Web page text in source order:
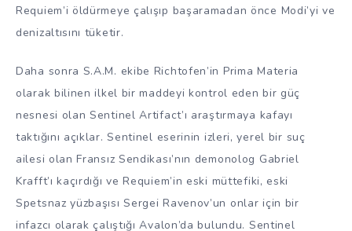
Requiem’i öldürmeye çalışıp başaramadan önce Modi’yi ve
denizaltısını tüketir.
Daha sonra S.A.M. ekibe Richtofen’in Prima Materia
olarak bilinen ilkel bir maddeyi kontrol eden bir güç
nesnesi olan Sentinel Artifact’ı araştırmaya kafayı
taktığını açıklar. Sentinel eserinin izleri, yerel bir suç
ailesi olan Fransız Sendikası’nın demonolog Gabriel
Krafft’ı kaçırdığı ve Requiem’in eski müttefiki, eski
Spetsnaz yüzbaşısı Sergei Ravenov’un onlar için bir
infazcı olarak çalıştığı Avalon’da bulundu. Sentinel